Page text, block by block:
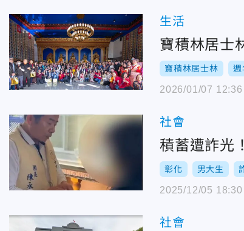
生活
寶積林居士
寶積林居士林 週
2026/01/07 12:36
社會
積蓄遭詐光
彰化 男大生
2025/12/05 18:30
社會